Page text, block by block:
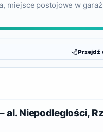
miejsce postojowe w
Przejdź
al. Niepodległości,